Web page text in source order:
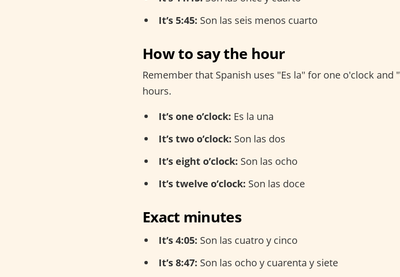
It’s 5:45: Son las seis menos cuarto
How to say the hour
Remember that Spanish uses "Es la" for one o'clock and
hours.
It’s one o’clock: Es la una
It’s two o’clock: Son las dos
It’s eight o’clock: Son las ocho
It’s twelve o’clock: Son las doce
Exact minutes
It’s 4:05: Son las cuatro y cinco
It’s 8:47: Son las ocho y cuarenta y siete